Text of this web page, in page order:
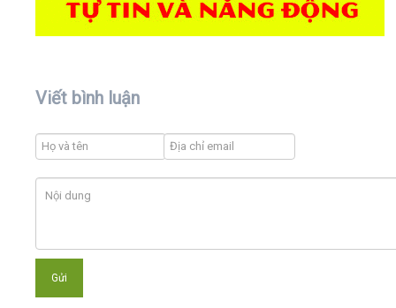
Viết bình luận